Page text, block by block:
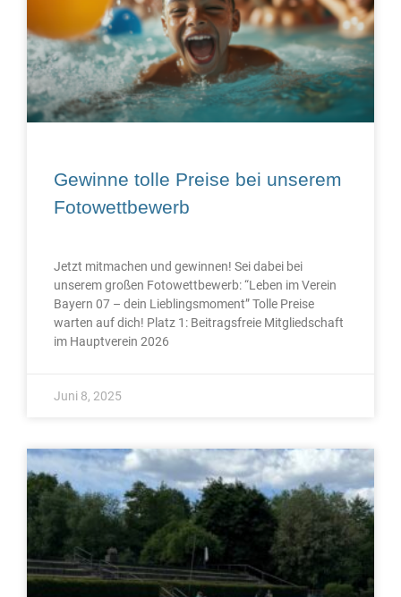
Gewinne tolle Preise bei unserem
Fotowettbewerb
Jetzt mitmachen und gewinnen! Sei dabei bei
unserem großen Fotowettbewerb: “Leben im Verein
Bayern 07 – dein Lieblingsmoment” Tolle Preise
warten auf dich! Platz 1: Beitragsfreie Mitgliedschaft
im Hauptverein 2026
Juni 8, 2025